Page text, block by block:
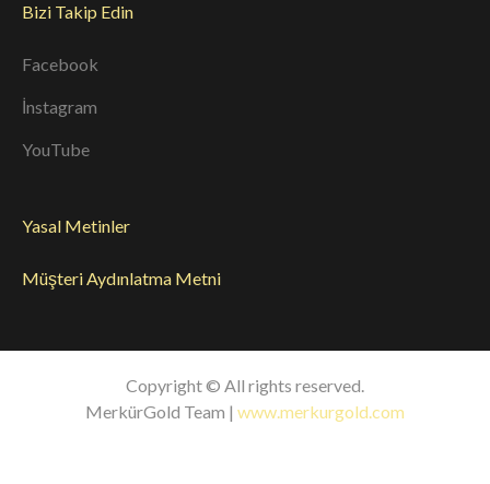
Bizi Takip Edin
Facebook
İnstagram
YouTube
Yasal Metinler
Müşteri Aydınlatma Metni
Copyright © All rights reserved.
MerkürGold Team | www.merkurgold.com